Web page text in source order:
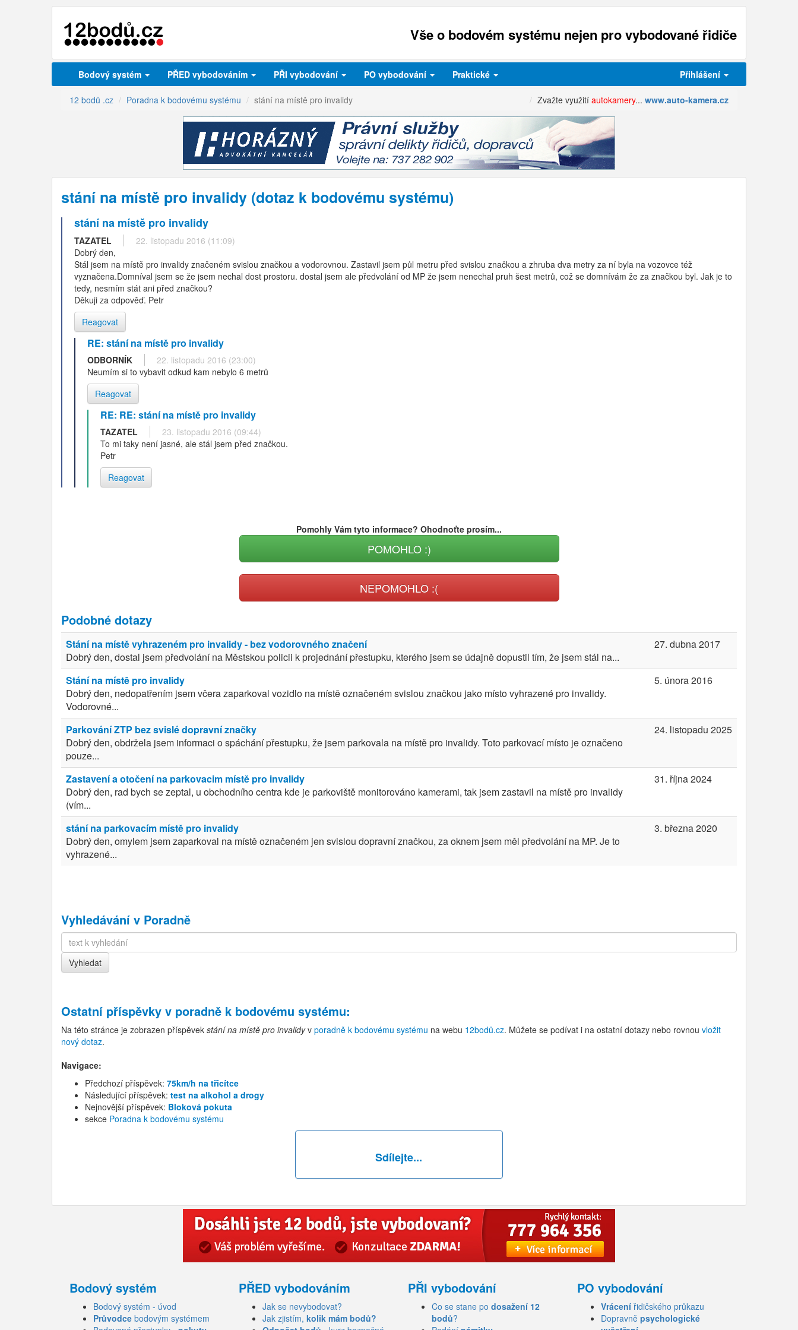
Vše o bodovém systému nejen pro vybodované řidiče
Bodový systém PŘED vybodováním PŘI vybodování PO vybodování Praktické Přihlášení
12 bodů .cz Poradna k bodovému systému stání na místě pro invalidy Zvažte využití autokamery... www.auto-kamera.cz
stání na místě pro invalidy (dotaz k bodovému systému)
stání na místě pro invalidy
TAZATEL
22. listopadu 2016 (11:09)
Dobrý den,
Stál jsem na místě pro invalidy značeném svislou značkou a vodorovnou. Zastavil jsem půl metru před svislou značkou a zhruba dva metry za ní byla na vozovce též
vyznačena.Domníval jsem se že jsem nechal dost prostoru. dostal jsem ale předvolání od MP že jsem nenechal pruh šest metrů, což se domnívám že za značkou byl. Jak je to
tedy, nesmím stát ani před značkou?
Děkuji za odpověď. Petr
Reagovat
RE: stání na místě pro invalidy
ODBORNÍK
22. listopadu 2016 (23:00)
Neumím si to vybavit odkud kam nebylo 6 metrů
Reagovat
RE: RE: stání na místě pro invalidy
TAZATEL
23. listopadu 2016 (09:44)
To mi taky není jasné, ale stál jsem před značkou.
Petr
Reagovat
Pomohly Vám tyto informace? Ohodnoťte prosím...
POMOHLO :)
NEPOMOHLO :(
Podobné dotazy
Stání na místě vyhrazeném pro invalidy - bez vodorovného značení
Dobrý den, dostal jsem předvolání na Městskou policii k projednání přestupku, kterého jsem se údajně dopustil tím, že jsem stál na...
27. dubna 2017
Stání na místě pro invalidy
Dobrý den, nedopatřením jsem včera zaparkoval vozidlo na místě označeném svislou značkou jako místo vyhrazené pro invalidy.
Vodorovné...
5. února 2016
Parkování ZTP bez svislé dopravní značky
Dobrý den, obdržela jsem informaci o spáchání přestupku, že jsem parkovala na místě pro invalidy. Toto parkovací místo je označeno
pouze...
24. listopadu 2025
Zastavení a otočení na parkovacim místě pro invalidy
Dobrý den, rad bych se zeptal, u obchodního centra kde je parkoviště monitorováno kamerami, tak jsem zastavil na místě pro invalidy
(vím...
31. října 2024
stání na parkovacím místě pro invalidy
Dobrý den, omylem jsem zaparkoval na místě označeném jen svislou dopravní značkou, za oknem jsem měl předvolání na MP. Je to
vyhrazené...
3. března 2020
Vyhledávání v Poradně
Ostatní příspěvky v poradně k bodovému systému:
Na této stránce je zobrazen příspěvek stání na místě pro invalidyv poradně k bodovému systému na webu 12bodů.cz. Můžete se podívat i na ostatní dotazy nebo rovnou vložit
nový dotaz.
Navigace:
Předchozí příspěvek: 75km/h na třicítce
Následující příspěvek: test na alkohol a drogy
Nejnovější příspěvek: Bloková pokuta
sekce Poradna k bodovému systému
Sdílejte...
Bodový systém
Bodový systém - úvod
Průvodce bodovým systémem
PŘED vybodováním
Jak se nevybodovat?
Jak zjistím, kolik mám bodů?
PŘI vybodování
Co se stane po dosažení 12
bodů?
PO vybodování
Vrácení řidičského průkazu
Dopravně psychologické